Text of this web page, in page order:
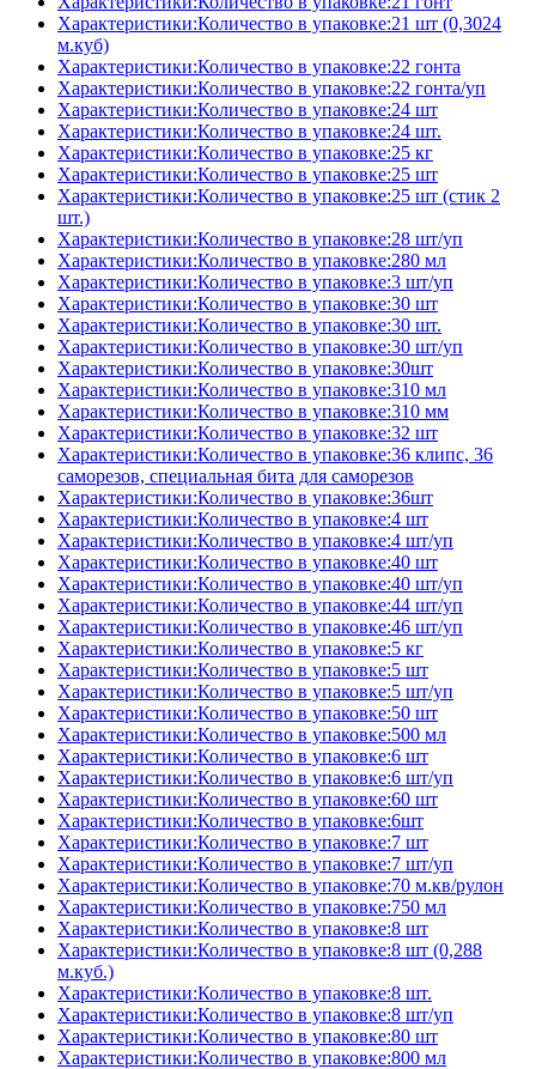
Характеристики:Количество в упаковке:21 шт (0,3024
м.куб)
Характеристики:Количество в упаковке:22 гонта
Характеристики:Количество в упаковке:22 гонта/уп
Характеристики:Количество в упаковке:24 шт
Характеристики:Количество в упаковке:24 шт.
Характеристики:Количество в упаковке:25 кг
Характеристики:Количество в упаковке:25 шт
Характеристики:Количество в упаковке:25 шт (стик 2
шт.)
Характеристики:Количество в упаковке:28 шт/уп
Характеристики:Количество в упаковке:280 мл
Характеристики:Количество в упаковке:3 шт/уп
Характеристики:Количество в упаковке:30 шт
Характеристики:Количество в упаковке:30 шт.
Характеристики:Количество в упаковке:30 шт/уп
Характеристики:Количество в упаковке:30шт
Характеристики:Количество в упаковке:310 мл
Характеристики:Количество в упаковке:310 мм
Характеристики:Количество в упаковке:32 шт
Характеристики:Количество в упаковке:36 клипс, 36
саморезов, специальная бита для саморезов
Характеристики:Количество в упаковке:36шт
Характеристики:Количество в упаковке:4 шт
Характеристики:Количество в упаковке:4 шт/уп
Характеристики:Количество в упаковке:40 шт
Характеристики:Количество в упаковке:40 шт/уп
Характеристики:Количество в упаковке:44 шт/уп
Характеристики:Количество в упаковке:46 шт/уп
Характеристики:Количество в упаковке:5 кг
Характеристики:Количество в упаковке:5 шт
Характеристики:Количество в упаковке:5 шт/уп
Характеристики:Количество в упаковке:50 шт
Характеристики:Количество в упаковке:500 мл
Характеристики:Количество в упаковке:6 шт
Характеристики:Количество в упаковке:6 шт/уп
Характеристики:Количество в упаковке:60 шт
Характеристики:Количество в упаковке:6шт
Характеристики:Количество в упаковке:7 шт
Характеристики:Количество в упаковке:7 шт/уп
Характеристики:Количество в упаковке:70 м.кв/рулон
Характеристики:Количество в упаковке:750 мл
Характеристики:Количество в упаковке:8 шт
Характеристики:Количество в упаковке:8 шт (0,288
м.куб.)
Характеристики:Количество в упаковке:8 шт.
Характеристики:Количество в упаковке:8 шт/уп
Характеристики:Количество в упаковке:80 шт
Характеристики:Количество в упаковке:800 мл